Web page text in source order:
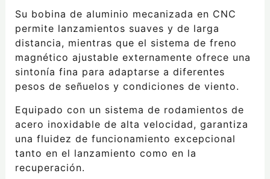
Su bobina de aluminio mecanizada en CNC
permite lanzamientos suaves y de larga
distancia, mientras que el sistema de freno
magnético ajustable externamente ofrece una
sintonía fina para adaptarse a diferentes
pesos de señuelos y condiciones de viento.
Equipado con un sistema de rodamientos de
acero inoxidable de alta velocidad, garantiza
una fluidez de funcionamiento excepcional
tanto en el lanzamiento como en la
recuperación.